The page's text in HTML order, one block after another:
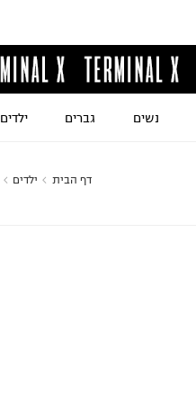
נשים גברים ילדים
דף הבית ילדים